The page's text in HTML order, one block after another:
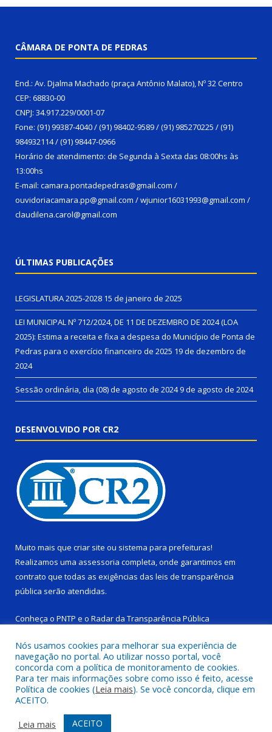
CÂMARA DE PONTA DE PEDRAS
End.: Av. Djalma Machado (praça Antônio Malato), Nº 32 Centro
CEP: 68830-00
CNPJ: 34.917.229/0001-07
Fone: (91) 99387-4040 / (91) 98402-9589 / (91) 985270225 / (91)
984932114 / (91) 98447-0966
Horário de atendimento: de Segunda à Sexta das 08:00hs às
13:00hs
E-mail: camara.pontadepedras@gmail.com /
ouvidoriacamara.pp@gmail.com / wjunior16031993@gmail.com /
claudilena.carol@gmail.com
ÚLTIMAS PUBLICAÇÕES
LEGISLATURA 2025-2028 15 de janeiro de 2025
LEI MUNICIPAL Nº 712/2024, DE 11 DE DEZEMBRO DE 2024 (LOA
2025): Estima a receita e fixa a despesa do Município de Ponta de
Pedras para o exercício financeiro de 2025 19 de dezembro de
2024
Sessão ordinária, dia (08) de agosto de 20249 de agosto de 2024
DESENVOLVIDO POR CR2
Muito mais que criar site ou sistema para prefeituras!
Realizamos uma assessoria completa, onde garantimos em
contrato que todas as exigências das leis de transparência
pública serão atendidas.
Conheça o PNTP e o Radar da Transparência Pública
Todos os direitos reservados a Câmara Municipal de Ponta de
Pedras.
Mapa do Site
Acessar Área Administrativa
Nós usamos cookies para melhorar sua experiência de
navegação no portal. Ao utilizar nosso portal, você
concorda com a política de monitoramento de cookies.
Para ter mais informações sobre como isso é feito, acesse
Política de cookies (Leia mais). Se você concorda, clique em
ACEITO.
Leia mais
ACEITO